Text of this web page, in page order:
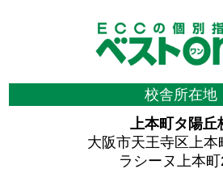
校舎所在地
上本町タ陽丘
大阪市天王寺区上本
ラシーヌ上本